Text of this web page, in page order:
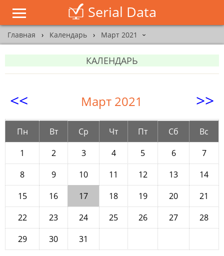
Serial Data
Главная › Календарь › Март 2021 ›
КАЛЕНДАРЬ
<< Март 2021 >>
Пн Вт Ср Чт Пт Сб
Вс
1
2 3 4 5 6
7
8
9 10 11 12 13
14
15
16 17 18 19 20
21
22
23 24 25 26 27
28
29
30 31